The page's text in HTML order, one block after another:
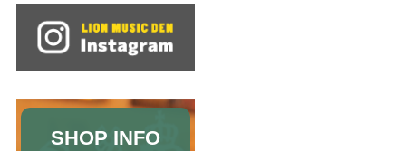
SHOP INFO